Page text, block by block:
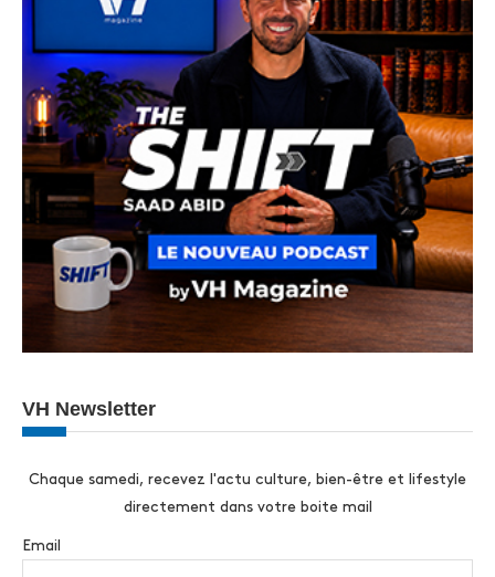
VH Newsletter
Chaque samedi, recevez l'actu culture, bien-être et lifestyle
directement dans votre boite mail
Email